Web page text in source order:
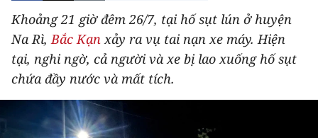
XÃ HỘI
PHÁP LUẬT
THẾ GIỚI
Khoảng 21 giờ đêm 26/7, tại hố sụt lún ở huyện
Na Rì,Bắc Kạnxảy ra vụ tai nạn xe máy. Hiện
tại, nghi ngờ, cả người và xe bị lao xuống hố sụt
chứa đầy nước và mất tích.